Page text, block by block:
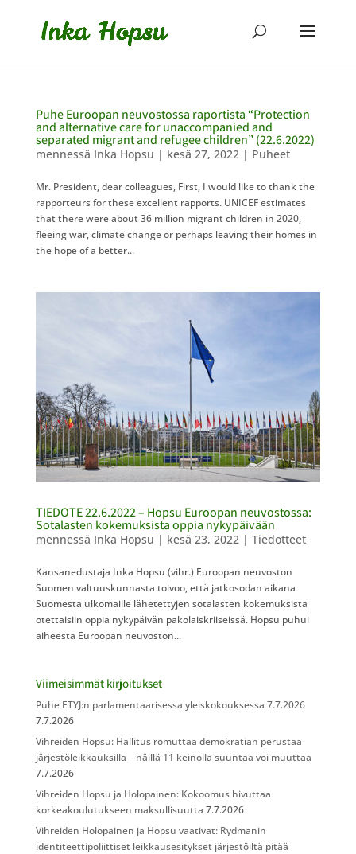
Puhe Euroopan neuvostossa raportista “Protection
and alternative care for unaccompanied and
separated migrant and refugee children”​ (22.6.2022)
mennessä Inka Hopsu | kesä 27, 2022| Puheet
Mr. President, dear colleagues, First, I would like to thank the
rapporteurs for these excellent rapports. UNICEF estimates
that there were about 36 million migrant children in 2020,
fleeing war, climate change or perhaps leaving their homes in
the hope of a better...
TIEDOTE 22.6.2022 – Hopsu Euroopan neuvostossa:
Sotalasten kokemuksista oppia nykypäivään
mennessä Inka Hopsu | kesä 23, 2022| Tiedotteet
​Kansanedustaja Inka Hopsu (vihr.) Euroopan neuvoston
Suomen valtuuskunnasta toivoo, että jatkosodan aikana
Suomesta ulkomaille lähetettyjen sotalasten kokemuksista
otettaisiin oppia nykypäivän pakolaiskriiseissä. Hopsu puhui
aiheesta Euroopan neuvoston...
Viimeisimmät kirjoitukset
Puhe ETYJ:n parlamentaarisessa yleiskokouksessa 7.7.2026
7.7.2026
Vihreiden Hopsu: Hallitus romuttaa demokratian perustaa
järjestöleikkauksilla – näillä 11 keinolla suuntaa voi muuttaa
7.7.2026
Vihreiden Hopsu ja Holopainen: Kokoomus hivuttaa
korkeakoulutukseen maksullisuutta 7.7.2026
Vihreiden Holopainen ja Hopsu vaativat: Rydmanin
identiteettipoliittiset leikkausesitykset järjestöiltä pitää